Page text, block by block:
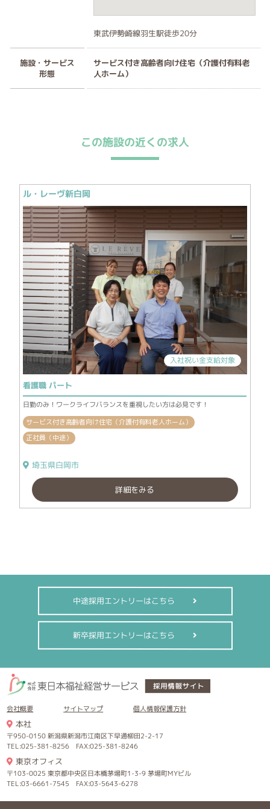
東武伊勢崎線羽生駅徒歩20分
施設・サービス
形態
サービス付き高齢者向け住宅（介護付有料老
人ホーム）
この施設の近くの求人
ル・レーヴ新白岡
入社祝い金支給対象
看護職 パート
日勤のみ！ワークライフバランスを重視したい方は必見です！
サービス付き高齢者向け住宅（介護付有料老人ホーム）
正社員（中途）
埼玉県白岡市
詳細をみる
中途採用エントリーはこちら
新卒採用エントリーはこちら
会社概要 サイトマップ 個人情報保護方針
本社
〒950-0150 新潟県新潟市江南区下早通柳田2-2-17
TEL:025-381-8256 FAX:025-381-8246
東京オフィス
〒103-0025 東京都中央区日本橋茅場町1-3-9 茅場町MYビル
TEL:03-6661-7545 FAX:03-5643-6278